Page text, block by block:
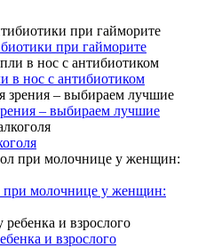
при гайморите
в нос с антибиотиком
– выбираем лучшие
при молочнице у женщин:
и взрослого